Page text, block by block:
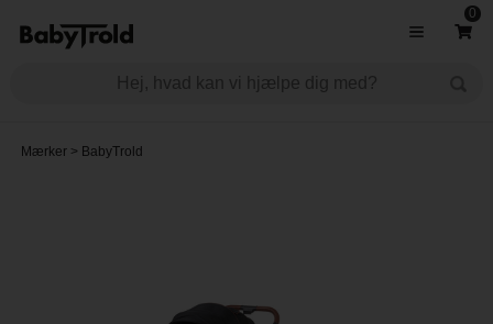
0
Mærker> BabyTrold